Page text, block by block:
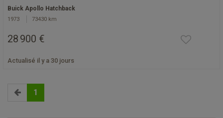
Buick Apollo Hatchback
1973 73430 km
28 900 €
Actualisé il y a 30 jours
1